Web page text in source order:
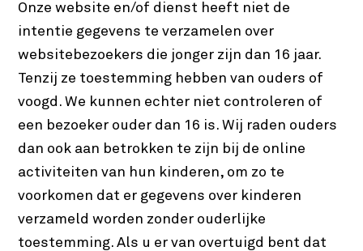
Onze website en/of dienst heeft niet de
intentie gegevens te verzamelen over
websitebezoekers die jonger zijn dan 16 jaar.
Tenzij ze toestemming hebben van ouders of
voogd. We kunnen echter niet controleren of
een bezoeker ouder dan 16 is. Wij raden ouders
dan ook aan betrokken te zijn bij de online
activiteiten van hun kinderen, om zo te
voorkomen dat er gegevens over kinderen
verzameld worden zonder ouderlijke
toestemming. Als u er van overtuigd bent dat